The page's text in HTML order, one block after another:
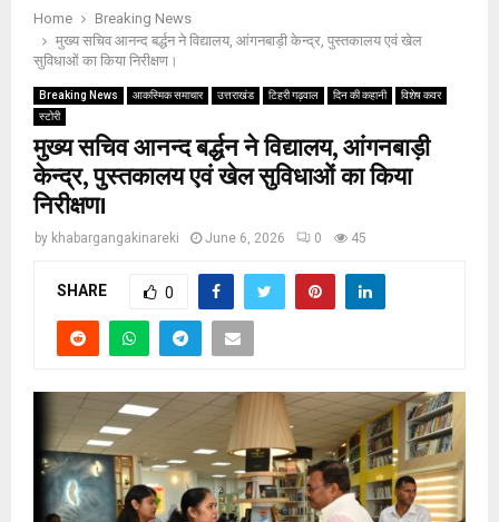
Home
Breaking News
मुख्य सचिव आनन्द बर्द्धन ने विद्यालय, आंगनबाड़ी केन्द्र, पुस्तकालय एवं खेल
सुविधाओं का किया निरीक्षण।
Breaking News आकस्मिक समाचार उत्तराखंड टिहरी गढ़वाल दिन की कहानी
विशेष कवर
स्टोरी
मुख्य सचिव आनन्द बर्द्धन ने विद्यालय, आंगनबाड़ी
केन्द्र, पुस्तकालय एवं खेल सुविधाओं का किया
निरीक्षण।
by khabargangakinareki June 6, 2026 0 45
SHARE 0